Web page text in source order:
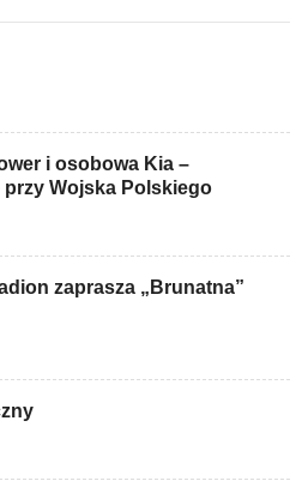
i osobowa Kia –
Wojska Polskiego
zaprasza „Brunatna”